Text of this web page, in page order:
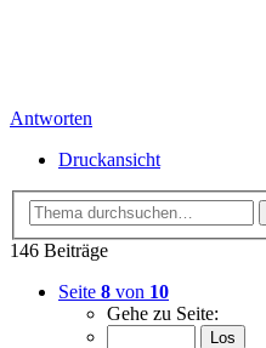
Antworten
Druckansicht
146 Beiträge
Seite 8 von 10
Gehe zu Seite: